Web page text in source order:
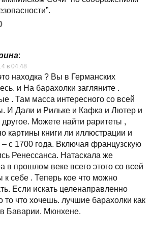
:
в 04:48
находка ? Вы в Германских
и На барахолки загляните .
. Там масса интересного со всей
И Дали и Рильке и Кафка и Лютер и
другое. Можете найти раритеты ,
картины книги ли иллюстрации и
– с 1700 года. Включая французскую
Ренессанса. Натаскала же
в прошлом веке всего этого со всей
к себе . Теперь кое что можно
Если искать целенаправленно
то что хочешь. лучшие барахолки как
в Баварии. Мюнхене.